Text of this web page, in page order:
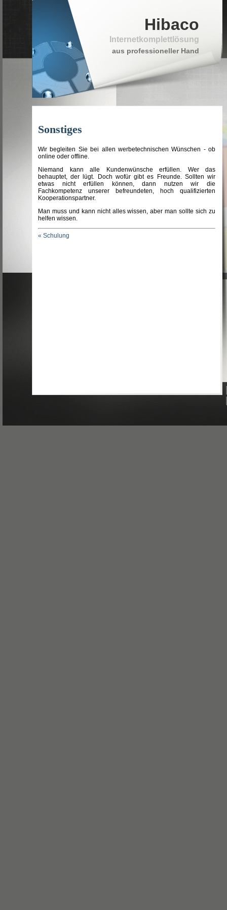
Hibaco
Internetkomplettlösung
aus professioneller Hand
Sonstiges
Wir begleiten Sie bei allen werbetechnischen Wünschen - ob
online oder offline.
Niemand kann alle Kundenwünsche erfüllen. Wer das
behauptet, der lügt. Doch wofür gibt es Freunde. Sollten wir
etwas nicht erfüllen können, dann nutzen wir die
Fachkompetenz unserer befreundeten, hoch qualifizierten
Kooperationspartner.
Man muss und kann nicht alles wissen, aber man sollte sich zu
helfen wissen.
« Schulung